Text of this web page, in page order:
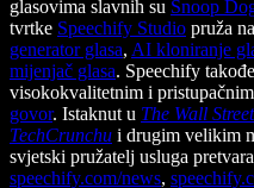
glasovima slavnih su Snoop
tvrtke Speechify Studio pruža
generator glasa, AI kloniranje
mijenjač glasa. Speechify
visokokvalitetnim i pristupačnim
govor. Istaknut u The Wall
TechCrunchu i drugim velikim
svjetski pružatelj usluga
speechify.com/news,